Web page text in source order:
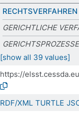
RECHTSVERFAHREN
GERICHTLICHE
GERICHTSPROZESSE
[show all 39 values]
https://
RDF/XML TURTLE